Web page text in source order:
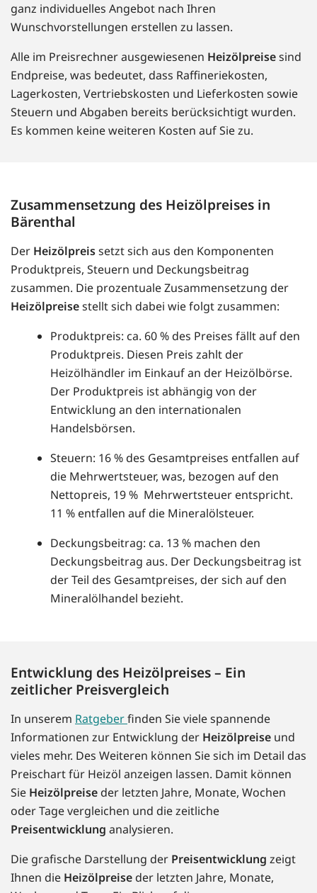
ganz individuelles Angebot nach Ihren
Wunschvorstellungen erstellen zu lassen.
Alle im Preisrechner ausgewiesenen Heizölpreisesind
Endpreise, was bedeutet, dass Raffineriekosten,
Lagerkosten, Vertriebskosten und Lieferkosten sowie
Steuern und Abgaben bereits berücksichtigt wurden.
Es kommen keine weiteren Kosten auf Sie zu.
Zusammensetzung des Heizölpreises in
Bärenthal
Der Heizölpreissetzt sich aus den Komponenten
Produktpreis, Steuern und Deckungsbeitrag
zusammen. Die prozentuale Zusammensetzung der
Heizölpreisestellt sich dabei wie folgt zusammen:
Produktpreis: ca. 60 % des Preises fällt auf den
Produktpreis. Diesen Preis zahlt der
Heizölhändler im Einkauf an der Heizölbörse.
Der Produktpreis ist abhängig von der
Entwicklung an den internationalen
Handelsbörsen.
Steuern: 16 % des Gesamtpreises entfallen auf
die Mehrwertsteuer, was, bezogen auf den
Nettopreis, 19 % Mehrwertsteuer entspricht.
11 % entfallen auf die Mineralölsteuer.
Deckungsbeitrag: ca. 13 % machen den
Deckungsbeitrag aus. Der Deckungsbeitrag ist
der Teil des Gesamtpreises, der sich auf den
Mineralölhandel bezieht.
Entwicklung des Heizölpreises – Ein
zeitlicher Preisvergleich
In unserem Ratgeberfinden Sie viele spannende
Informationen zur Entwicklung der Heizölpreise und
vieles mehr. Des Weiteren können Sie sich im Detail das
Preischart für Heizöl anzeigen lassen. Damit können
Sie Heizölpreise der letzten Jahre, Monate, Wochen
oder Tage vergleichen und die zeitliche
Preisentwicklung analysieren.
Die grafische Darstellung der Preisentwicklung zeigt
Ihnen die Heizölpreise der letzten Jahre, Monate,